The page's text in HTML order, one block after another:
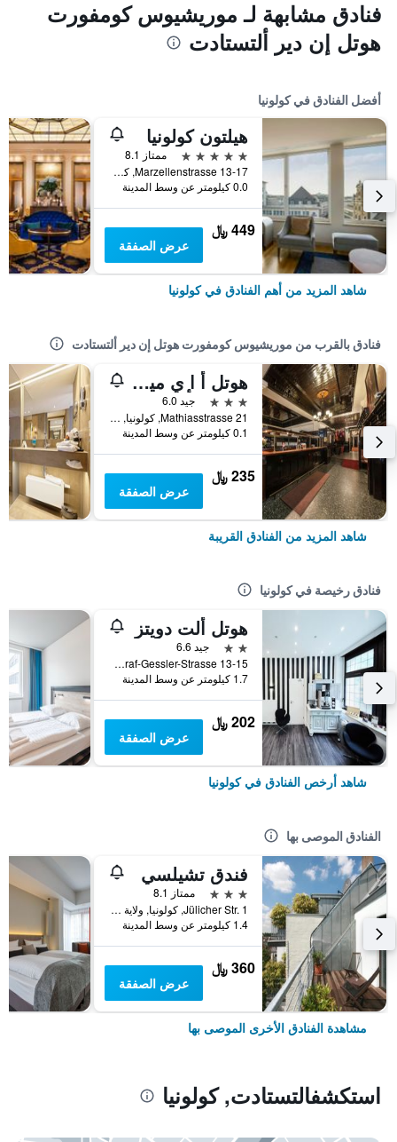
فنادق مشابهة لـ موريشيوس كومفورت
هوتل إن دير ألتستادت
أفضل الفنادق في كولونيا
هيلتون كولونيا
5 نجوم
ممتاز 8.1
Marzellenstrasse 13-17, كولونيا, ولاية شمال الراين وستفاليا, ألمانيا
0.0 كيلومتر عن وسط المدينة
449 ﷼
عرض الصفقة
شاهد المزيد من أهم الفنادق في كولونيا
فنادق بالقرب من موريشيوس كومفورت هوتل إن دير ألتستادت
هوتل أ ا ٕي ميركاتزين
3 نجوم
جيد 6.0
Mathiasstrasse 21, كولونيا, ولاية شمال الراين وستفاليا, ألمانيا
0.1 كيلومتر عن وسط المدينة
235 ﷼
عرض الصفقة
شاهد المزيد من الفنادق القريبة
فنادق رخيصة في كولونيا
هوتل ألت دويتز
2 نجمتين
جيد 6.6
Graf-Gessler-Strasse 13-15, كولونيا, ولاية شمال الراين وستفاليا, ألمانيا
1.7 كيلومتر عن وسط المدينة
202 ﷼
عرض الصفقة
شاهد أرخص الفنادق في كولونيا
الفنادق الموصى بها
فندق تشيلسي
3 نجوم
ممتاز 8.1
Jülicher Str. 1, كولونيا, ولاية شمال الراين وستفاليا, ألمانيا
1.4 كيلومتر عن وسط المدينة
360 ﷼
عرض الصفقة
مشاهدة الفنادق الأخرى الموصى بها
استكشفالتستادت, كولونيا